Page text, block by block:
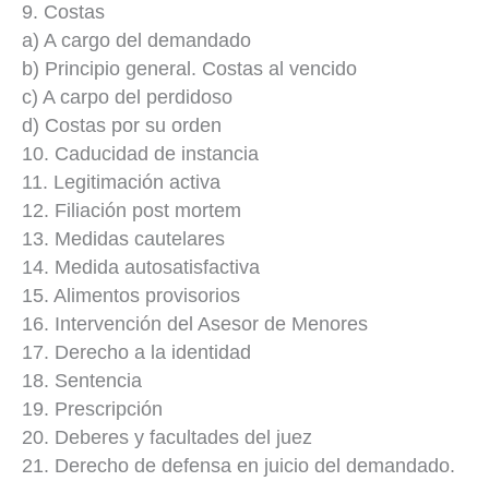
9. Costas
a) A cargo del demandado
b) Principio general. Costas al vencido
c) A carpo del perdidoso
d) Costas por su orden
10. Caducidad de instancia
11. Legitimación activa
12. Filiación post mortem
13. Medidas cautelares
14. Medida autosatisfactiva
15. Alimentos provisorios
16. Intervención del Asesor de Menores
17. Derecho a la identidad
18. Sentencia
19. Prescripción
20. Deberes y facultades del juez
21. Derecho de defensa en juicio del demandado.